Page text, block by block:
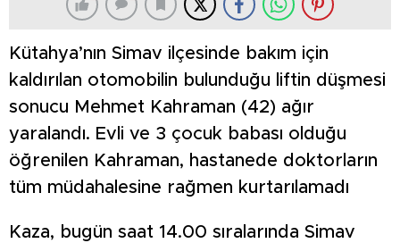
Kütahya’nın Simav ilçesinde bakım için
kaldırılan otomobilin bulunduğu liftin düşmesi
sonucu Mehmet Kahraman (42) ağır
yaralandı. Evli ve 3 çocuk babası olduğu
öğrenilen Kahraman, hastanede doktorların
tüm müdahalesine rağmen kurtarılamadı
Kaza, bugün saat 14.00 sıralarında Simav